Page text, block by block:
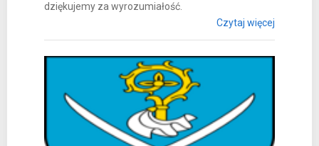
dziękujemy za wyrozumiałość.
Czytaj więcej